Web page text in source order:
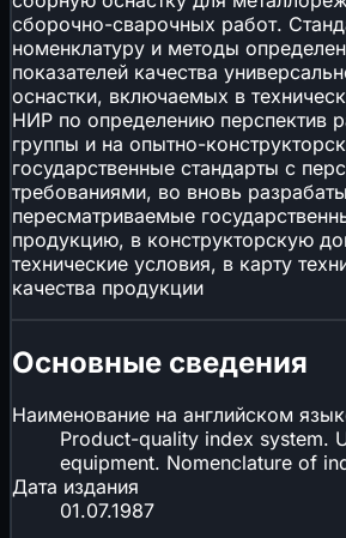
сборочно-сварочных работ.
номенклатуру и методы
показателей качества
оснастки, включаемых в
НИР по определению перспектив
группы и на опытно-
государственные стандарты с
требованиями, во вновь
пересматриваемые
продукцию, в конструкторскую
технические условия, в карту
качества продукции
Основные сведения
Наименование на английском
Product-quality index system.
equipment. Nomenclature of
Дата издания
01.07.1987